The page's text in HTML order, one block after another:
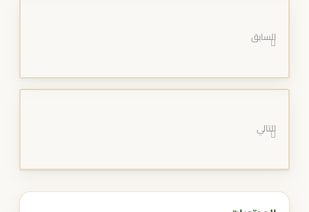
السابق
التالي